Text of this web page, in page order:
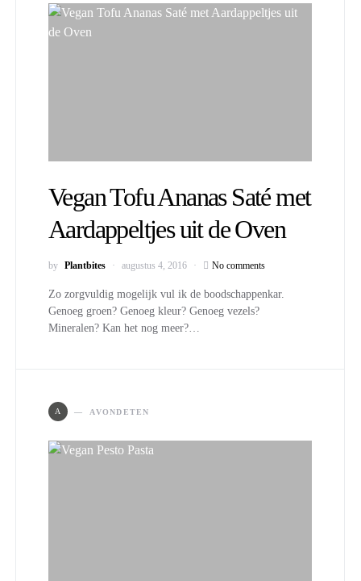
Vegan Tofu Ananas Saté met
Aardappeltjes uit de Oven
by Plantbites augustus 4, 2016 No comments
Zo zorgvuldig mogelijk vul ik de boodschappenkar.
Genoeg groen? Genoeg kleur? Genoeg vezels?
Mineralen? Kan het nog meer?…
A AVONDETEN